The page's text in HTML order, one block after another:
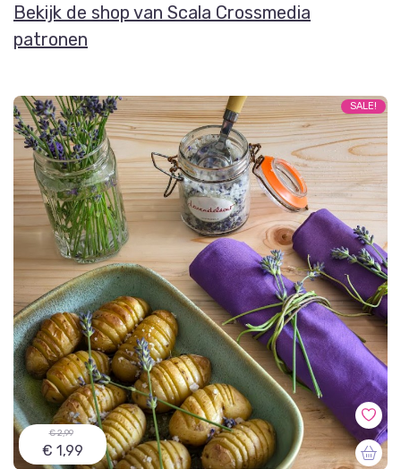
Bekijk de shop van Scala Crossmedia
patronen
SALE!
€ 2,99
€ 1,99